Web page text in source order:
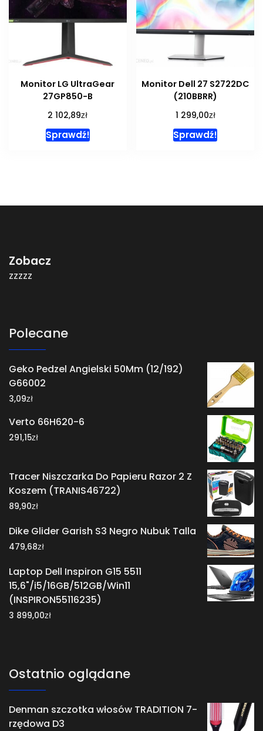
Monitor LG UltraGear
27GP850-B
2 102,89zł
Sprawdź!
Monitor Dell 27 S2722DC
(210BBRR)
1 299,00zł
Sprawdź!
Zobacz
zzzzz
Polecane
Geko Pedzel Angielski 50Mm (12/192)
G66002
3,09zł
Verto 66H620-6
291,15zł
Tracer Niszczarka Do Papieru Razor 2 Z
Koszem (TRANIS46722)
89,90zł
Dike Glider Garish S3 Negro Nubuk Talla
479,68zł
Laptop Dell Inspiron G15 5511
15,6"/i5/16GB/512GB/Win11
(INSPIRON55116235)
3 899,00zł
Ostatnio oglądane
Denman szczotka włosów TRADITION 7-
rzędowa D3